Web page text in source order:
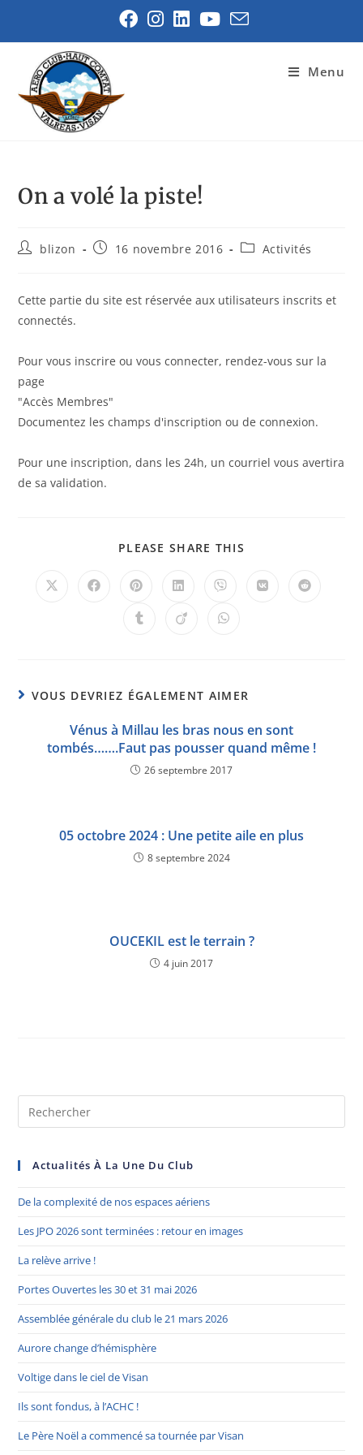
Menu
On a volé la piste!
blizon 16 novembre 2016 Activités
Cette partie du site est réservée aux utilisateurs inscrits et
connectés.
Pour vous inscrire ou vous connecter, rendez-vous sur la
page
"Accès Membres"
Documentez les champs d'inscription ou de connexion.
Pour une inscription, dans les 24h, un courriel vous avertira
de sa validation.
PLEASE SHARE THIS
VOUS DEVRIEZ ÉGALEMENT AIMER
Vénus à Millau les bras nous en sont
tombés…….Faut pas pousser quand même !
26 septembre 2017
05 octobre 2024 : Une petite aile en plus
8 septembre 2024
OUCEKIL est le terrain ?
4 juin 2017
Actualités À La Une Du Club
De la complexité de nos espaces aériens
Les JPO 2026 sont terminées : retour en images
La relève arrive !
Portes Ouvertes les 30 et 31 mai 2026
Assemblée générale du club le 21 mars 2026
Aurore change d’hémisphère
Voltige dans le ciel de Visan
Ils sont fondus, à l’ACHC !
Le Père Noël a commencé sa tournée par Visan